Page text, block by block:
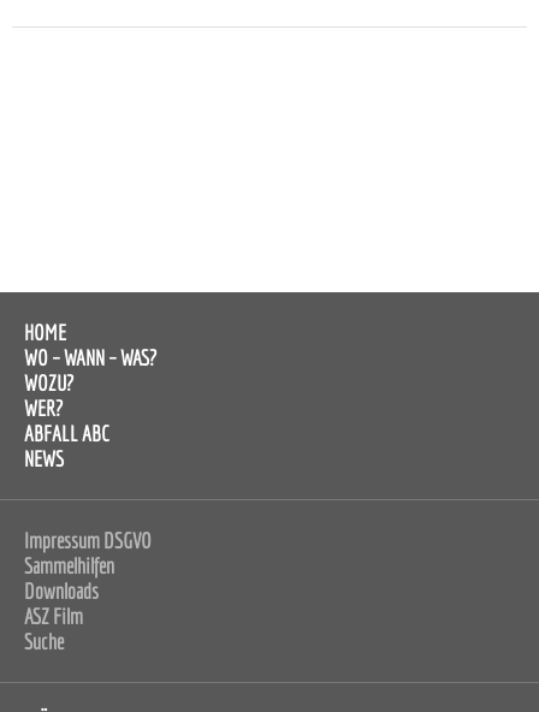
HOME
WO – WANN – WAS?
WOZU?
WER?
ABFALL ABC
NEWS
Impressum DSGVO
Sammelhilfen
Downloads
ASZ Film
Suche